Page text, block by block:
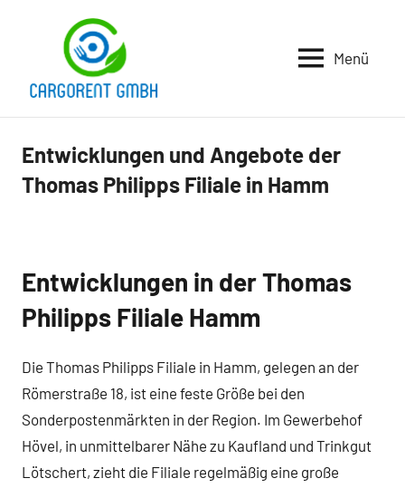
Menü
Business
und B2B
Entwicklungen und Angebote der
Thomas Philipps Filiale in Hamm
Entwicklungen in der Thomas
Philipps Filiale Hamm
Die Thomas Philipps Filiale in Hamm, gelegen an der
Römerstraße 18, ist eine feste Größe bei den
Sonderpostenmärkten in der Region. Im Gewerbehof
Hövel, in unmittelbarer Nähe zu Kaufland und Trinkgut
Lötschert, zieht die Filiale regelmäßig eine große